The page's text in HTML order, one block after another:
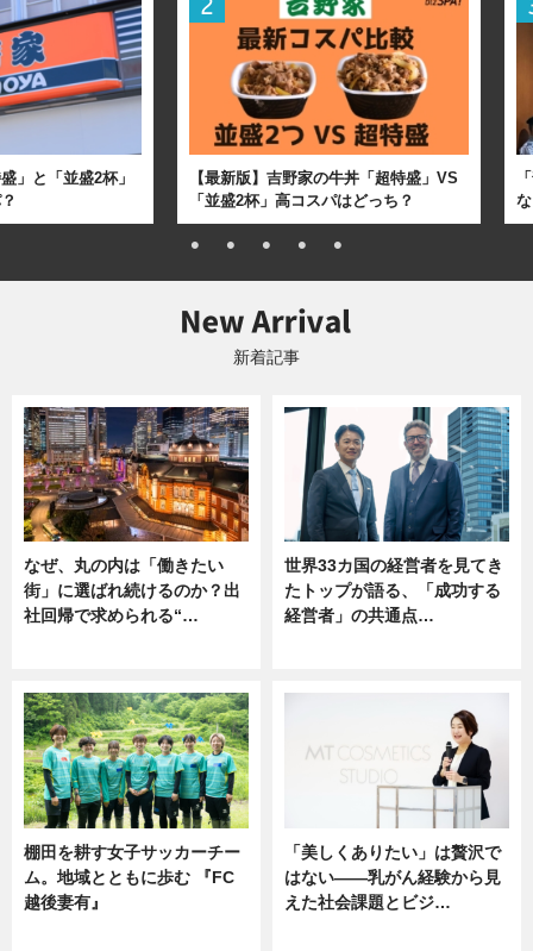
」と「並盛2杯」
【最新版】吉野家の牛丼「超特盛」VS
「並盛2杯」高コスパはどっち？
新着記事
なぜ、丸の内は「働きたい
街」に選ばれ続けるのか？出
社回帰で求められる“…
世界33カ国の経営者を見てき
たトップが語る、「成功する
経営者」の共通点…
棚田を耕す女子サッカーチー
ム。地域とともに歩む 『FC
越後妻有』
「美しくありたい」は贅沢で
はない――乳がん経験から見
えた社会課題とビジ…